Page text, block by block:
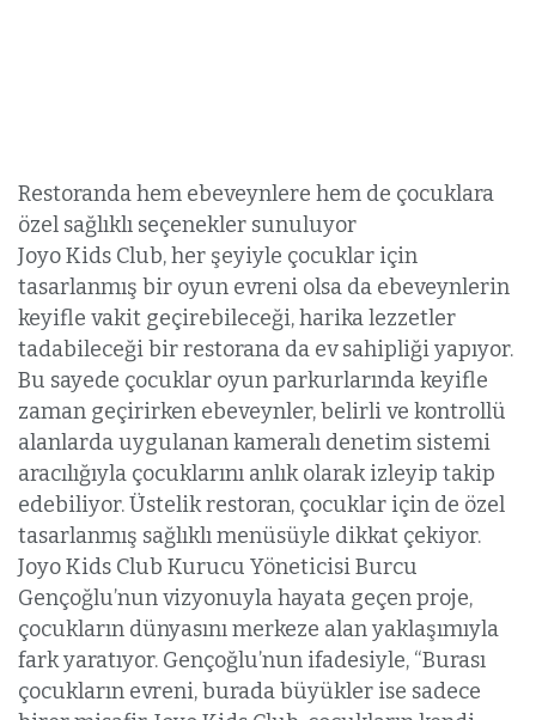
Restoranda hem ebeveynlere hem de çocuklara
özel sağlıklı seçenekler sunuluyor
Joyo Kids Club, her şeyiyle çocuklar için
tasarlanmış bir oyun evreni olsa da ebeveynlerin
keyifle vakit geçirebileceği, harika lezzetler
tadabileceği bir restorana da ev sahipliği yapıyor.
Bu sayede çocuklar oyun parkurlarında keyifle
zaman geçirirken ebeveynler, belirli ve kontrollü
alanlarda uygulanan kameralı denetim sistemi
aracılığıyla çocuklarını anlık olarak izleyip takip
edebiliyor. Üstelik restoran, çocuklar için de özel
tasarlanmış sağlıklı menüsüyle dikkat çekiyor.
Joyo Kids Club Kurucu Yöneticisi Burcu
Gençoğlu’nun vizyonuyla hayata geçen proje,
çocukların dünyasını merkeze alan yaklaşımıyla
fark yaratıyor. Gençoğlu’nun ifadesiyle, “Burası
çocukların evreni, burada büyükler ise sadece